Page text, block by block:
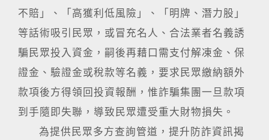
不賠」、「高獲利低風險」、「明牌、潛力股」
等話術吸引民眾，或冒充名人、合法業者名義誘
騙民眾投入資金，嗣後再藉口需支付解凍金、保
證金、驗證金或稅款等名義，要求民眾繳納額外
款項後方得領回投資報酬，惟詐騙集團一旦款項
到手隨即失聯，導致民眾遭受重大財物損失。
為提供民眾多方查詢管道，提升防詐資訊揭